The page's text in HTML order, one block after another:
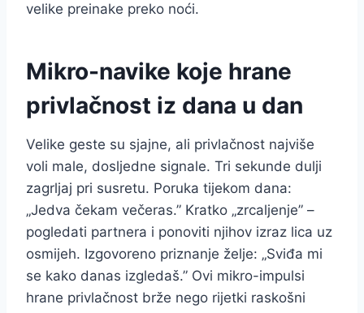
velike preinake preko noći.
Mikro-navike koje hrane
privlačnost iz dana u dan
Velike geste su sjajne, ali privlačnost najviše
voli male, dosljedne signale. Tri sekunde dulji
zagrljaj pri susretu. Poruka tijekom dana:
„Jedva čekam večeras.” Kratko „zrcaljenje” –
pogledati partnera i ponoviti njihov izraz lica uz
osmijeh. Izgovoreno priznanje želje: „Sviđa mi
se kako danas izgledaš.” Ovi mikro-impulsi
hrane privlačnost brže nego rijetki raskošni